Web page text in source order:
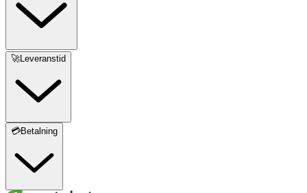
🚀Leveranstid
💳Betalning